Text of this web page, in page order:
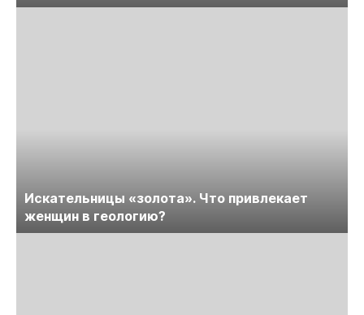
Искательницы «золота». Что привлекает
женщин в геологию?